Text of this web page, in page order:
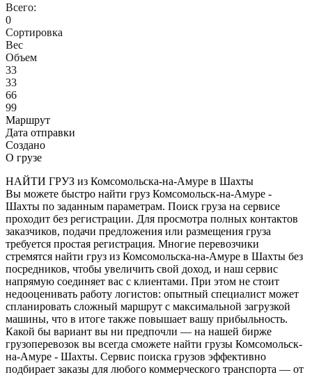
Всего:
0
Сортировка
Вес
Объем
33
33
66
99
Маршрут
Дата отправки
Создано
О грузе
НАЙТИ ГРУЗ из Комсомольска-на-Амуре в Шахты
Вы можете быстро найти груз Комсомольск-на-Амуре -
Шахты по заданным параметрам. Поиск груза на сервисе
проходит без регистрации. Для просмотра полных контактов
заказчиков, подачи предложения или размещения груза
требуется простая регистрация. Многие перевозчики
стремятся найти груз из Комсомольска-на-Амуре в Шахты без
посредников, чтобы увеличить свой доход, и наш сервис
напрямую соединяет вас с клиентами. При этом не стоит
недооценивать работу логистов: опытный специалист может
спланировать сложный маршрут с максимальной загрузкой
машины, что в итоге также повышает вашу прибыльность.
Какой бы вариант вы ни предпочли — на нашей бирже
грузоперевозок вы всегда сможете найти грузы Комсомольск-
на-Амуре - Шахты. Сервис поиска грузов эффективно
подбирает заказы для любого коммерческого транспорта — от